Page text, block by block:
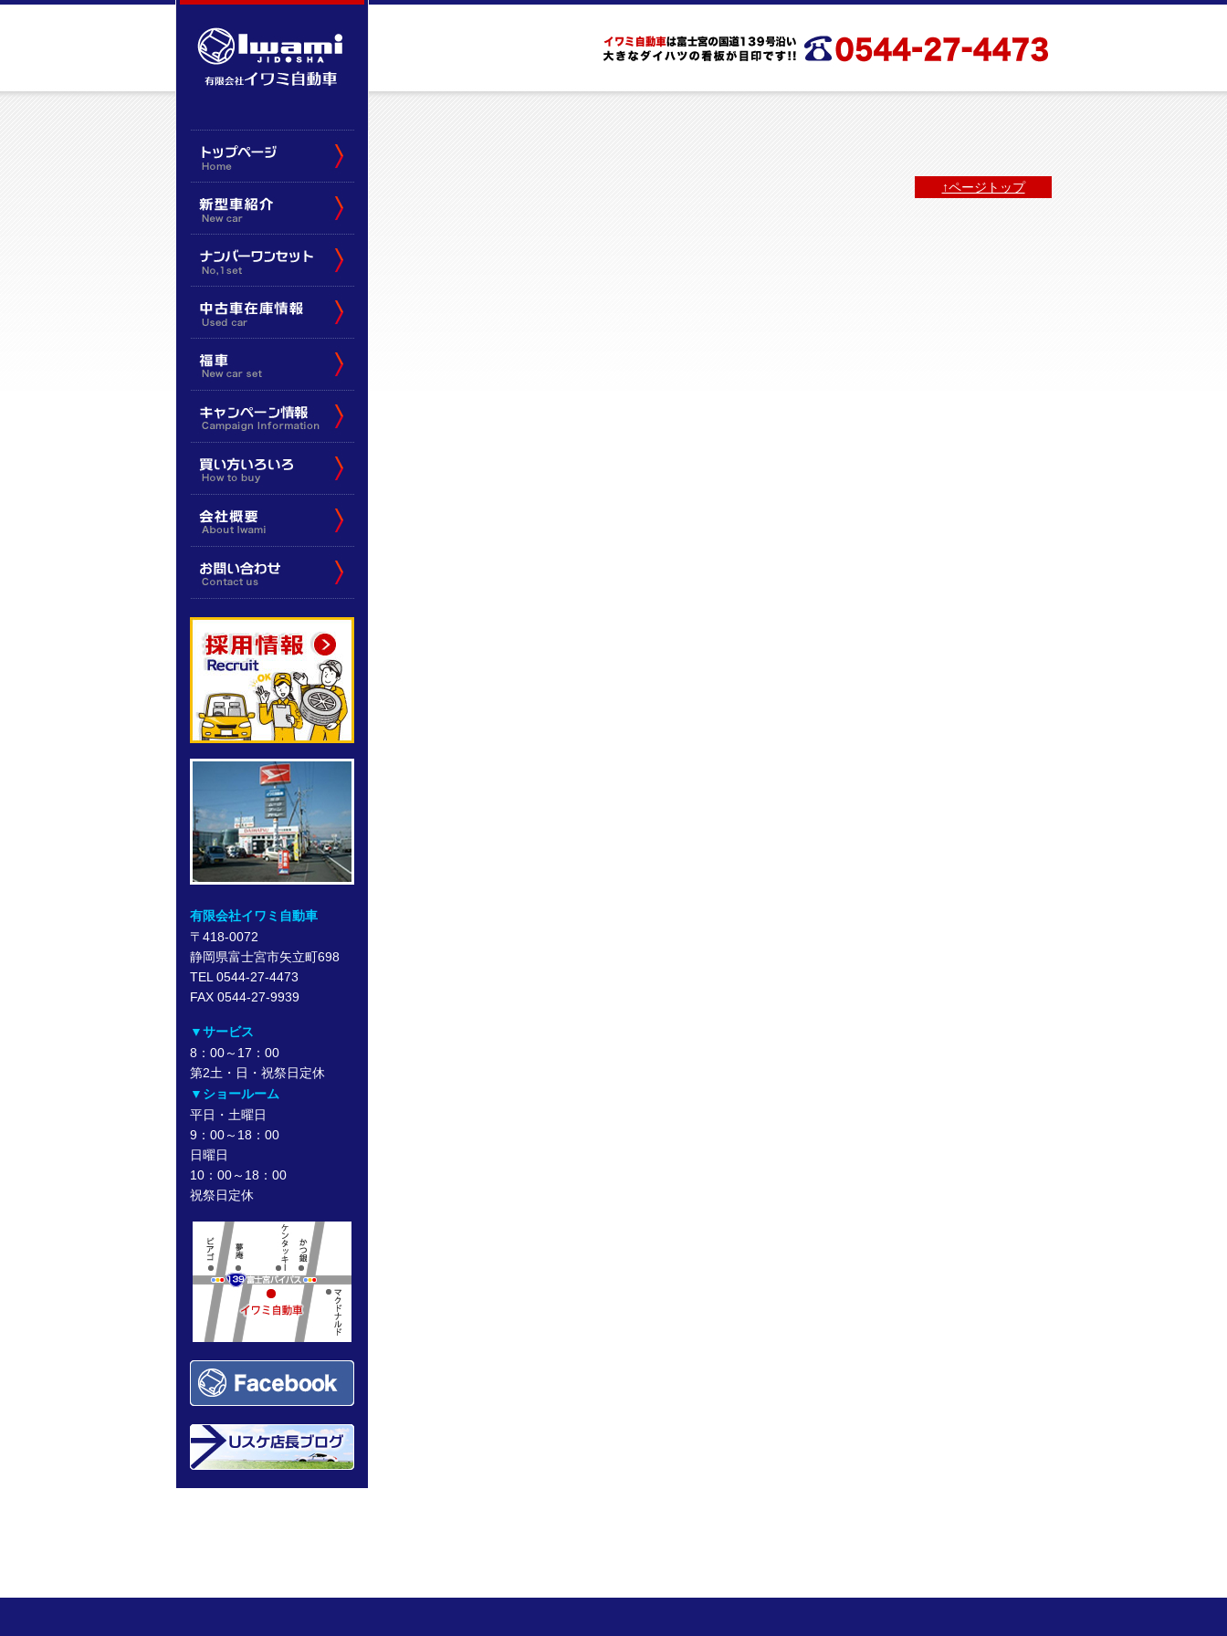
有限会社イワミ自動車
〒418-0072
静岡県富士宮市矢立町698
TEL 0544-27-4473
FAX 0544-27-9939
▼サービス
8：00～17：00
第2土・日・祝祭日定休
▼ショールーム
平日・土曜日
9：00～18：00
日曜日
10：00～18：00
祝祭日定休
↑ページトップ